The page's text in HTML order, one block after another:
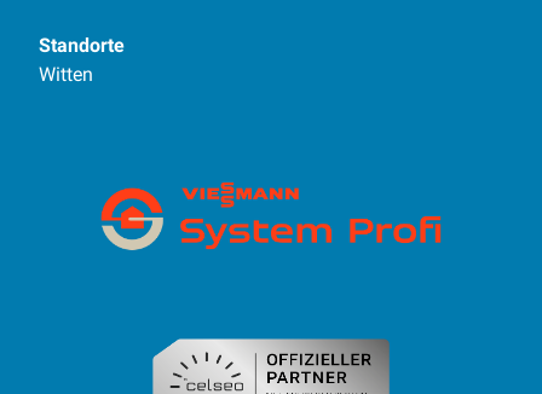
Standorte
Witten